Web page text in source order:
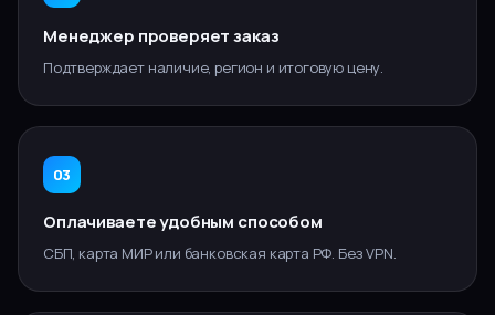
Менеджер проверяет заказ
Подтверждает наличие, регион и итоговую цену.
03
Оплачиваете удобным способом
СБП, карта МИР или банковская карта РФ. Без VPN.